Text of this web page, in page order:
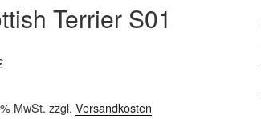
Terrier S01
MwSt. zzgl. Versandkosten